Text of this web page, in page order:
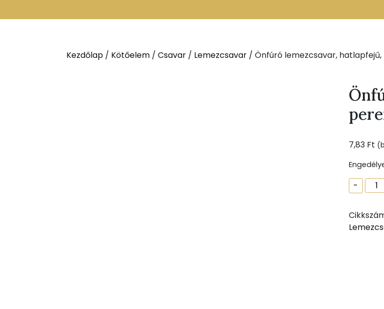
Kezdőlap / Kötőelem / Csavar / Lemezcsavar / Önfúró lemezcsavar, hatlapfejű,
7,83 Ft
-
DIN